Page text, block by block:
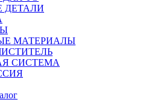
ДЕТАЛИ
МАТЕРИАЛЫ
СИСТЕМА